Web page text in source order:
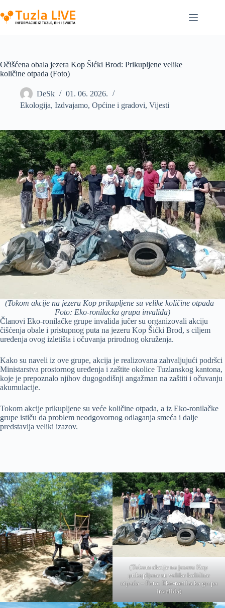
to
content
Očišćena obala jezera Kop Šićki Brod: Prikupljene velike
količine otpada (Foto)
DeSk
01. 06. 2026.
Ekologija, Izdvajamo, Općine i gradovi, Vijesti
(Tokom akcije na jezeru Kop prikupljene su velike količine otpada –
Foto: Eko-ronilacka grupa invalida)
Članovi Eko-ronilačke grupe invalida jučer su organizovali akciju
čišćenja obale i pristupnog puta na jezeru Kop Šićki Brod, s ciljem
uređenja ovog izletišta i očuvanja prirodnog okruženja.
Kako su naveli iz ove grupe, akcija je realizovana zahvaljujući podršci
Ministarstva prostornog uređenja i zaštite okolice Tuzlanskog kantona,
koje je prepoznalo njihov dugogodišnji angažman na zaštiti i očuvanju
akumulacije.
Tokom akcije prikupljene su veće količine otpada, a iz Eko-ronilačke
grupe ističu da problem neodgovornog odlaganja smeća i dalje
predstavlja veliki izazov.
(Tokom akcije na jezeru Kop
prikupljene su velike količine
otpada – Foto: Eko-ronilacka grupa
invalida)